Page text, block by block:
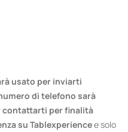
usato per inviarti
di telefono sarà
contattarti per finalità
su Tablexperiencee solo